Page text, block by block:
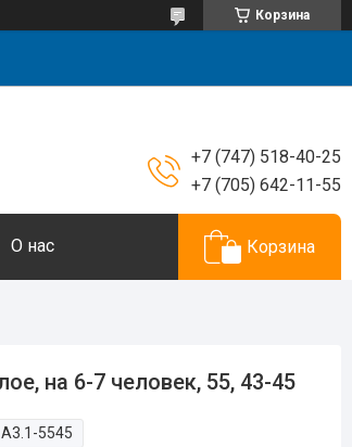
Корзина
+7 (747) 518-40-25
+7 (705) 642-11-55
О нас Корзина
на 6-7 человек, 55, 43-45
А3.1-5545